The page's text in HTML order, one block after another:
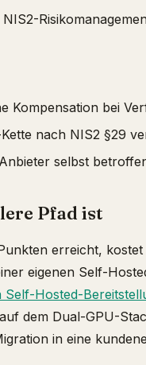
Kompensation bei
nach NIS2 §29
selbst
Pfad ist
erreicht,
eigenen Self-
Hosted-
dem Dual-GPU-
in eine